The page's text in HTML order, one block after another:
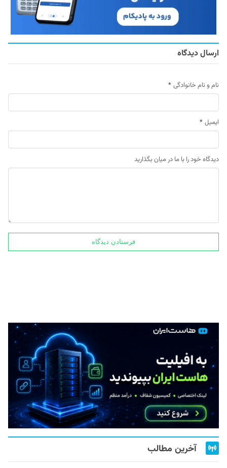
ارسال دیدگاه
نام و نام خانوادگی *
ایمیل *
دیدگاه خود را با ما در میان بگذارید
آخرین مطالب